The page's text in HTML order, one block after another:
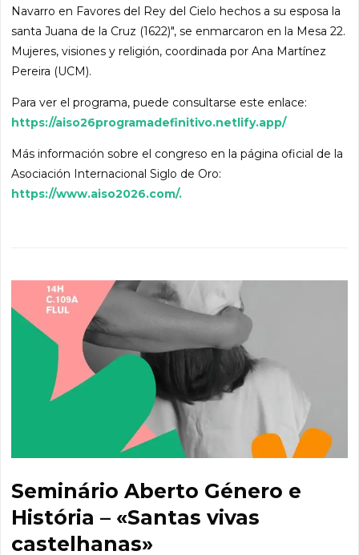
Navarro en Favores del Rey del Cielo hechos a su esposa la
santa Juana de la Cruz (1622)", se enmarcaron en la Mesa 22.
Mujeres, visiones y religión, coordinada por Ana Martínez
Pereira (UCM).
Para ver el programa, puede consultarse este enlace:
https://aiso26programadefinitivo.netlify.app/
Más información sobre el congreso en la página oficial de la
Asociación Internacional Siglo de Oro:
https://www.aiso2026.com/.
Seminário Aberto Género e
História – «Santas vivas
castelhanas»